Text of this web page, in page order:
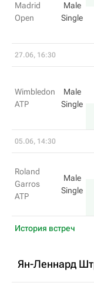
Madrid
Open
Male
Single
27.06, 16:30
Wimbledon
ATP
Male
Single
05.06, 14:30
Roland
Garros
ATP
Male
Single
История встреч
Ян-Леннард